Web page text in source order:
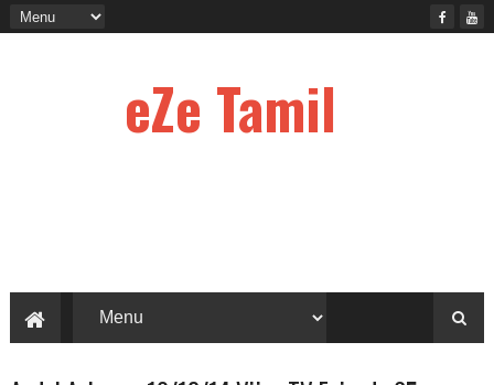
eZe Tamil